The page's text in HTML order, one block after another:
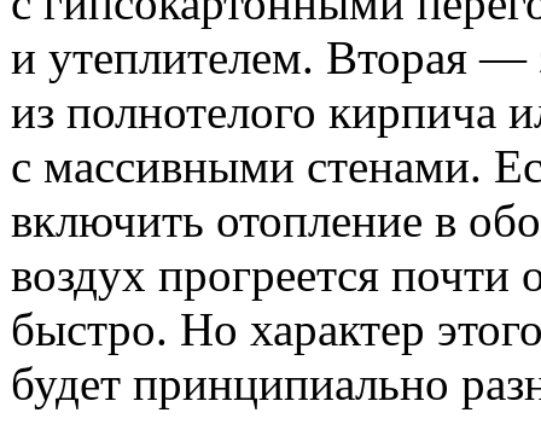
и утеплителем. Вторая —
из полнотелого кирпича
с массивными стенами.
включить отопление в
воздух прогреется почти
быстро. Но характер
будет принципиально